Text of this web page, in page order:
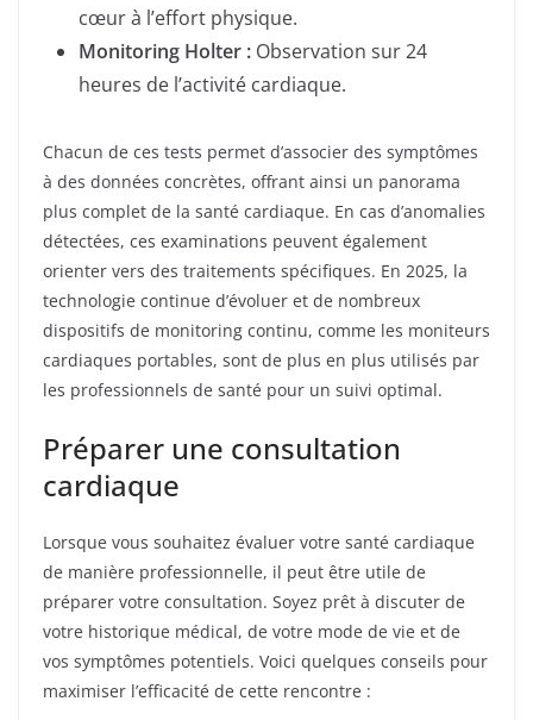
cœur à l’effort physique.
Monitoring Holter : Observation sur 24
heures de l’activité cardiaque.
Chacun de ces tests permet d’associer des symptômes
à des données concrètes, offrant ainsi un panorama
plus complet de la santé cardiaque. En cas d’anomalies
détectées, ces examinations peuvent également
orienter vers des traitements spécifiques. En 2025, la
technologie continue d’évoluer et de nombreux
dispositifs de monitoring continu, comme les moniteurs
cardiaques portables, sont de plus en plus utilisés par
les professionnels de santé pour un suivi optimal.
Préparer une consultation
cardiaque
Lorsque vous souhaitez évaluer votre santé cardiaque
de manière professionnelle, il peut être utile de
préparer votre consultation. Soyez prêt à discuter de
votre historique médical, de votre mode de vie et de
vos symptômes potentiels. Voici quelques conseils pour
maximiser l’efficacité de cette rencontre :